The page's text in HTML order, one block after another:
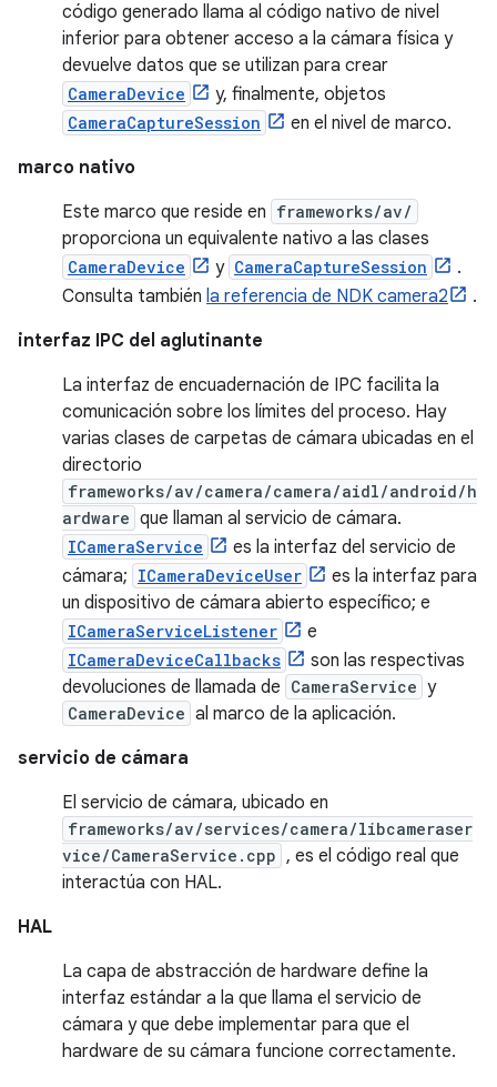
código generado llama al código nativo de nivel
inferior para obtener acceso a la cámara física y
devuelve datos que se utilizan para crear
CameraDevice y, finalmente, objetos
CameraCaptureSession
en el nivel de marco.
marco nativo
Este marco que reside en frameworks/av/
proporciona un equivalente nativo a las clases
CameraDevice y CameraCaptureSession
.
Consulta también la referencia de NDK camera2
.
interfaz IPC del aglutinante
La interfaz de encuadernación de IPC facilita la
comunicación sobre los límites del proceso. Hay
varias clases de carpetas de cámara ubicadas en el
directorio
frameworks/av/camera/camera/aidl/android/h
ardware que llaman al servicio de cámara.
ICameraService
es la interfaz del servicio de
cámara; ICameraDeviceUser
es la interfaz para
un dispositivo de cámara abierto específico; e
ICameraServiceListener e
ICameraDeviceCallbacks
son las respectivas
devoluciones de llamada de CameraService y
CameraDevice al marco de la aplicación.
servicio de cámara
El servicio de cámara, ubicado en
frameworks/av/services/camera/libcameraser
vice/CameraService.cpp , es el código real que
interactúa con HAL.
HAL
La capa de abstracción de hardware define la
interfaz estándar a la que llama el servicio de
cámara y que debe implementar para que el
hardware de su cámara funcione correctamente.